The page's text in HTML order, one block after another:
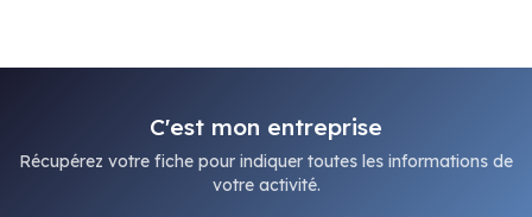
C'est mon entreprise
Récupérez votre fiche pour indiquer toutes les informations de
votre activité.